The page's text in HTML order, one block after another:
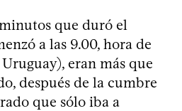
que duró el
a las 9.00, hora de
eran más que
después de la cumbre
que sólo iba a